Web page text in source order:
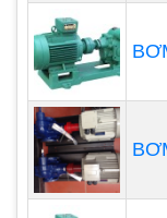
cấu tạo rất
hướng từ
Cổng bơm